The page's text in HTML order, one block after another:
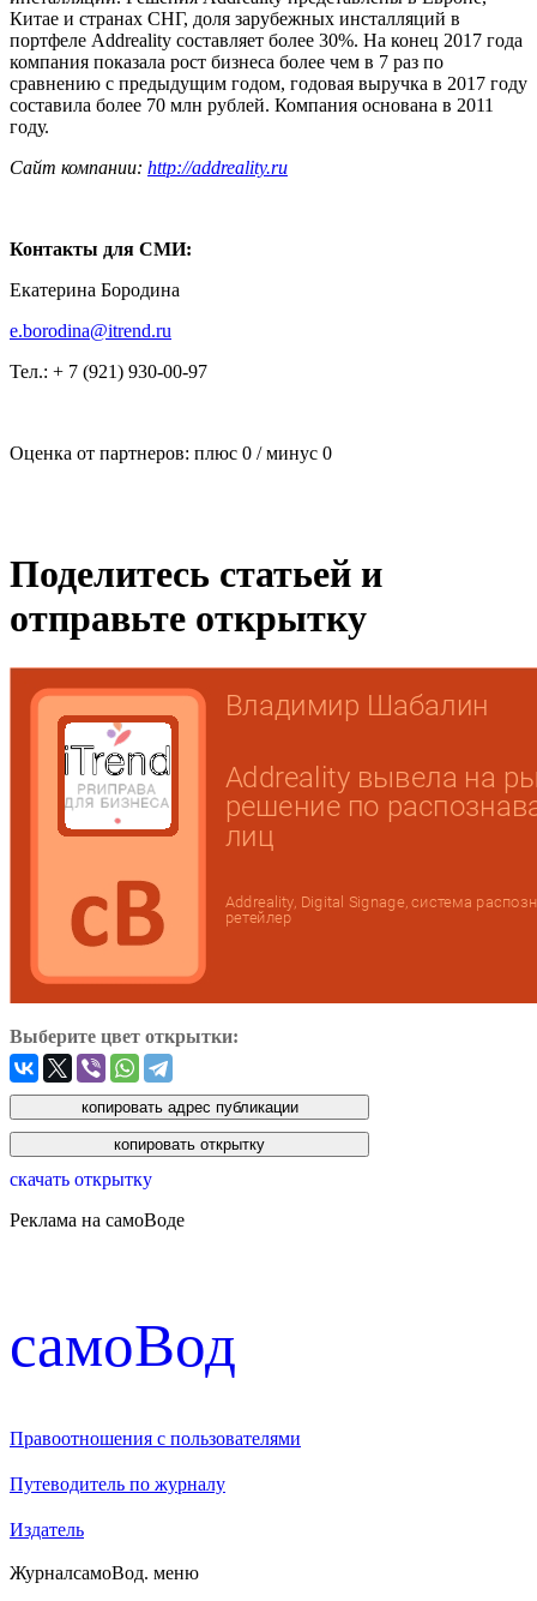
Китае и странах СНГ, доля зарубежных инсталляций в
портфеле Addreality составляет более 30%. На конец 2017 года
компания показала рост бизнеса более чем в 7 раз по
сравнению с предыдущим годом, годовая выручка в 2017 году
составила более 70 млн рублей. Компания основана в 2011
году.
Сайт компании: http://addreality.ru
Контакты для СМИ:
Екатерина Бородина
e.borodina@itrend.ru
Тел.: + 7 (921) 930-00-97
Оценка от партнеров: плюс 0 / минус 0
Поделитесь статьей и
отправьте открытку
Выберите цвет открытки:
скачать открытку
Реклама на самоВоде
cамоВод
Правоотношения с пользователями
Путеводитель по журналу
Издатель
ЖурналсамоВод. меню